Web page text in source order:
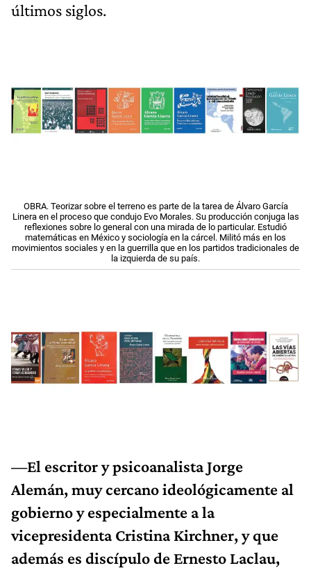
últimos siglos.
OBRA. Teorizar sobre el terreno es parte de la tarea de Álvaro García
Linera en el proceso que condujo Evo Morales. Su producción conjuga las
reflexiones sobre lo general con una mirada de lo particular. Estudió
matemáticas en México y sociología en la cárcel. Militó más en los
movimientos sociales y en la guerrilla que en los partidos tradicionales de
la izquierda de su país.
—El escritor y psicoanalista Jorge
Alemán, muy cercano ideológicamente al
gobierno y especialmente a la
vicepresidenta Cristina Kirchner, y que
además es discípulo de Ernesto Laclau,